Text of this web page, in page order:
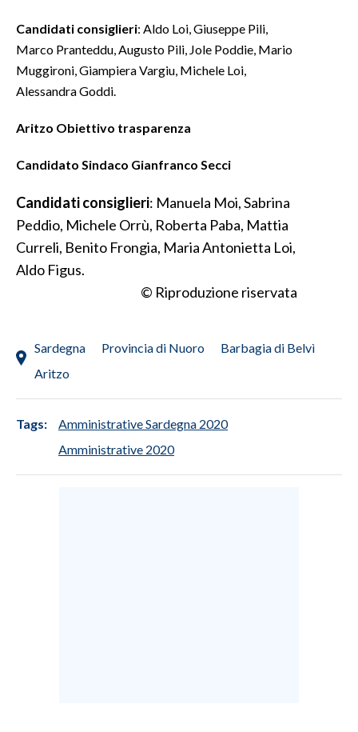
SPETTACOLI
SARDI NEL MONDO
3 MINUTI CON
INSULARITÀ
INFO AZIENDE
Candidati consiglieri: Aldo Loi, Giuseppe Pili,
Marco Pranteddu, Augusto Pili, Jole Poddie, Mario
Muggironi, Giampiera Vargiu, Michele Loi,
Alessandra Goddi.
Aritzo Obiettivo trasparenza
Candidato Sindaco Gianfranco Secci
Candidati consiglieri: Manuela Moi, Sabrina
Peddio, Michele Orrù, Roberta Paba, Mattia
Curreli, Benito Frongia, Maria Antonietta Loi,
Aldo Figus.
© Riproduzione riservata
Sardegna Provincia di Nuoro
Barbagia di Belvì
Aritzo
Tags:
Amministrative Sardegna 2020
Amministrative 2020